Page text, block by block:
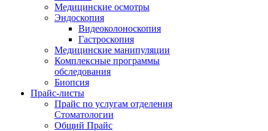
Медицинские осмотры
Эндоскопия
Видеоколоноскопия
Гастроскопия
Медицинские манипуляции
Комплексные программы
обследования
Биопсия
Прайс-листы
Прайс по услугам отделения
Стоматологии
Общий Прайс